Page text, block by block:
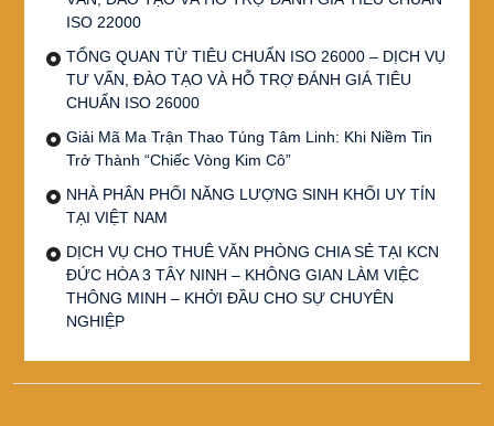
ISO 22000
TỔNG QUAN TỪ TIÊU CHUẨN ISO 26000 – DỊCH VỤ
TƯ VẤN, ĐÀO TẠO VÀ HỖ TRỢ ĐÁNH GIÁ TIÊU
CHUẨN ISO 26000
Giải Mã Ma Trận Thao Túng Tâm Linh: Khi Niềm Tin
Trở Thành “Chiếc Vòng Kim Cô”
NHÀ PHÂN PHỐI NĂNG LƯỢNG SINH KHỐI UY TÍN
TẠI VIỆT NAM
DỊCH VỤ CHO THUÊ VĂN PHÒNG CHIA SẺ TẠI KCN
ĐỨC HÒA 3 TÂY NINH – KHÔNG GIAN LÀM VIỆC
THÔNG MINH – KHỞI ĐẦU CHO SỰ CHUYÊN
NGHIỆP